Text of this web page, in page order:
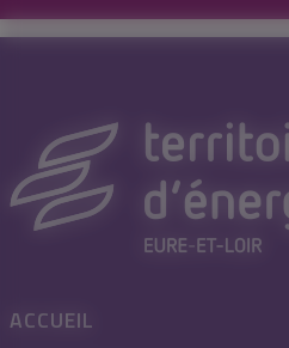
ACCUEIL